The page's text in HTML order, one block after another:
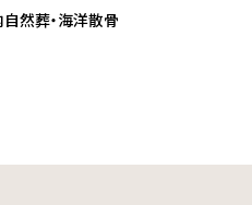
自然葬・海洋散骨